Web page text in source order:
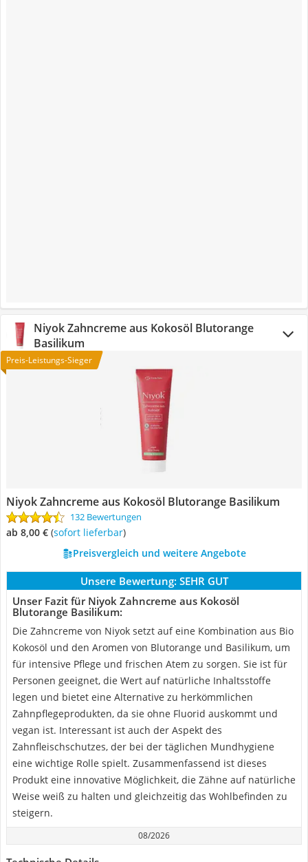
Niyok Zahncreme aus Kokosöl Blutorange
Basilikum
Preis-Leistungs-Sieger
Niyok Zahncreme aus Kokosöl Blutorange Basilikum
132 Bewertungen
ab 8,00 € ( Sofort lieferbar)
Preisvergleich und weitere Angebote
Unsere Bewertung: SEHR GUT
Unser Fazit für Niyok Zahncreme aus Kokosöl
Blutorange Basilikum:
Die Zahncreme von Niyok setzt auf eine Kombination aus Bio
Kokosöl und den Aromen von Blutorange und Basilikum, um
für intensive Pflege und frischen Atem zu sorgen. Sie ist für
Personen geeignet, die Wert auf natürliche Inhaltsstoffe
legen und bietet eine Alternative zu herkömmlichen
Zahnpflegeprodukten, da sie ohne Fluorid auskommt und
vegan ist. Interessant ist auch der Aspekt des
Zahnfleischschutzes, der bei der täglichen Mundhygiene
eine wichtige Rolle spielt. Zusammenfassend ist dieses
Produkt eine innovative Möglichkeit, die Zähne auf natürliche
Weise weiß zu halten und gleichzeitig das Wohlbefinden zu
steigern.
08/2026